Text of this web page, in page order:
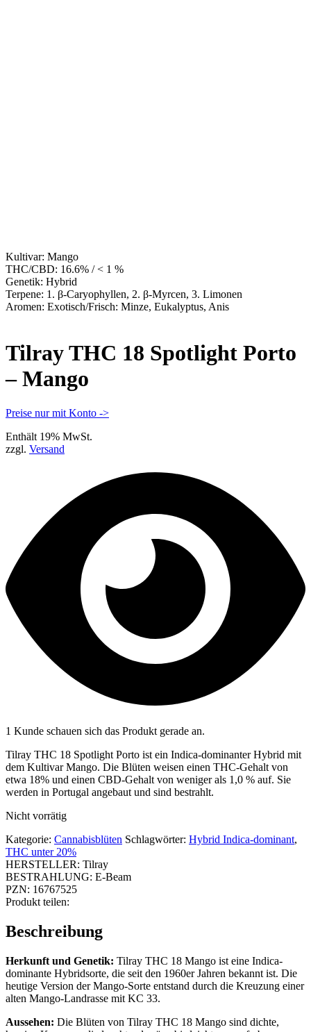
Kultivar: Mango
THC/CBD: 16.6% / < 1 %
Genetik: Hybrid
Terpene: 1. β-Caryophyllen, 2. β-Myrcen, 3. Limonen
Aromen: Exotisch/Frisch: Minze, Eukalyptus, Anis
Tilray THC 18 Spotlight Porto
– Mango
Preise nur mit Konto ->
Enthält 19% MwSt.
zzgl. Versand
1 Kunde schauen sich das Produkt gerade an.
Tilray THC 18 Spotlight Porto ist ein Indica-dominanter Hybrid mit
dem Kultivar Mango. Die Blüten weisen einen THC-Gehalt von
etwa 18% und einen CBD-Gehalt von weniger als 1,0 % auf. Sie
werden in Portugal angebaut und sind bestrahlt.
Nicht vorrätig
Kategorie: Cannabisblüten Schlagwörter: Hybrid Indica-dominant,
THC unter 20%
HERSTELLER: Tilray
BESTRAHLUNG: E-Beam
PZN: 16767525
Produkt teilen:
Beschreibung
Herkunft und Genetik: Tilray THC 18 Mango ist eine Indica-
dominante Hybridsorte, die seit den 1960er Jahren bekannt ist. Die
heutige Version der Mango-Sorte entstand durch die Kreuzung einer
alten Mango-Landrasse mit KC 33.
Aussehen: Die Blüten von Tilray THC 18 Mango sind dichte,